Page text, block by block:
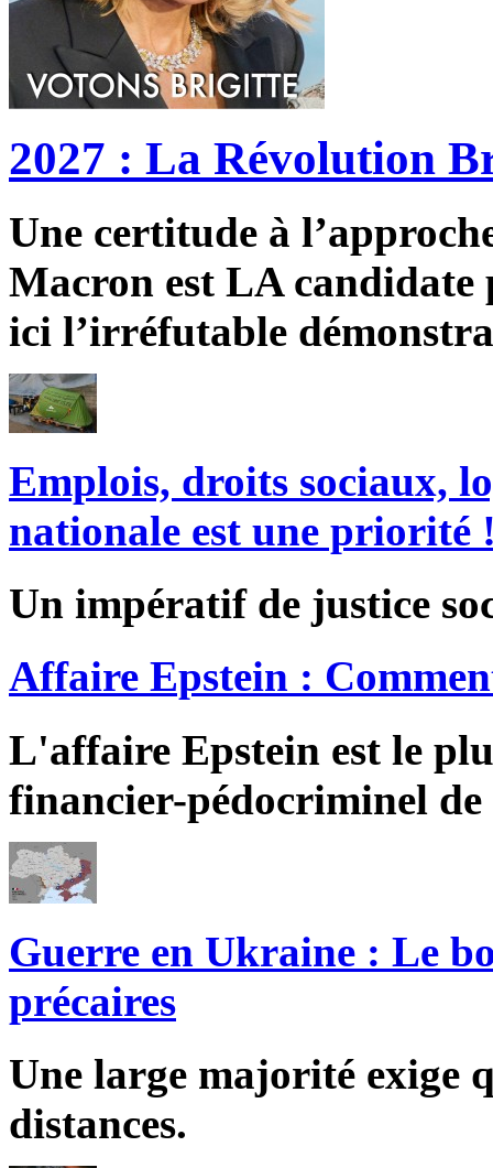
2027 : La Révolution
Une certitude à
Macron est LA candidate
ici l’irréfutable
Emplois, droits sociaux,
nationale est une priorité
Un impératif de justice
Affaire Epstein :
L'affaire Epstein est le
financier-pédocriminel
Guerre en Ukraine : Le
précaires
Une large majorité exige
distances.